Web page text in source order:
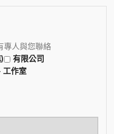
專人與您聯絡
有限公司
工作室